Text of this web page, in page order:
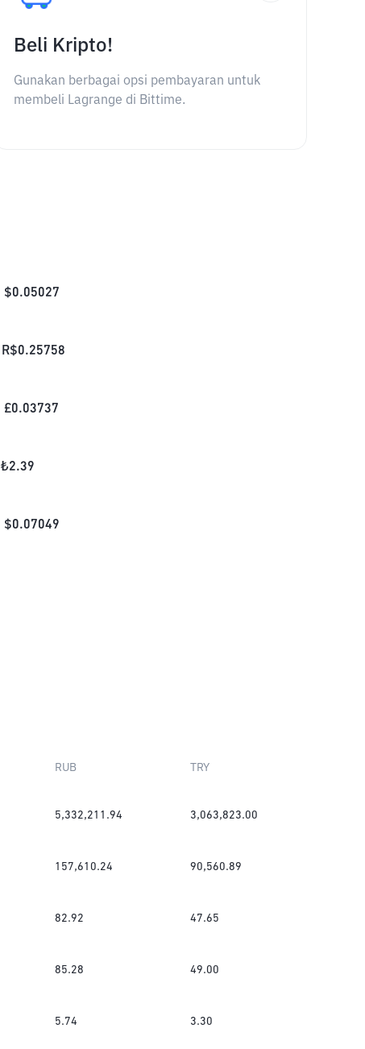
Beli Kripto!
Gunakan berbagai opsi pembayaran untuk
membeli Lagrange di Bittime.
$0.05027
R$0.25758
£0.03737
₺2.39
$0.07049
RUB TRY
5,332,211.94 3,063,823.00
157,610.24 90,560.89
82.92 47.65
85.28 49.00
5.74 3.30